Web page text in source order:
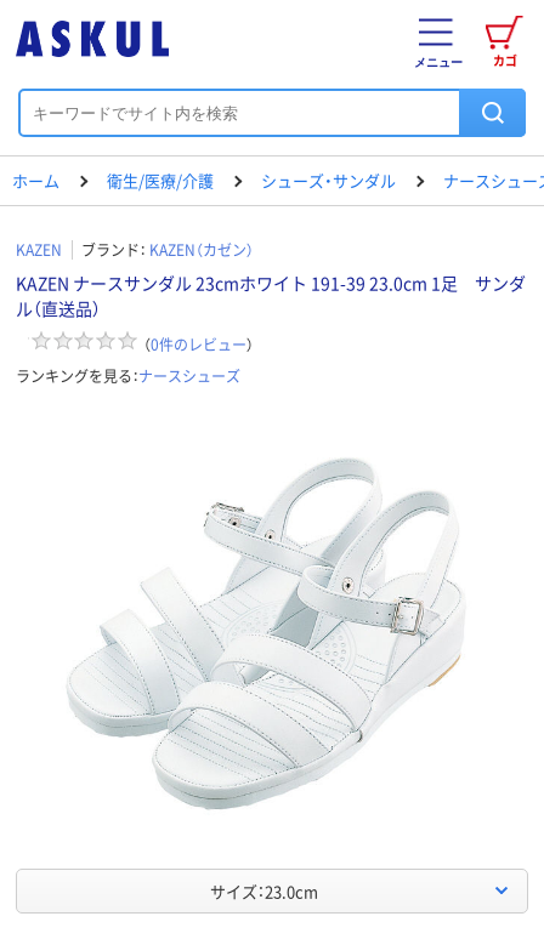
カゴ
メニュー
ホーム 衛生/医療/介護 シューズ・サンダル ナースシュー
KAZEN ブランド： KAZEN（カゼン）
KAZEN ナースサンダル 23cmホワイト 191-39 23.0cm 1足 サンダ
ル（直送品）
（0件のレビュー）
ランキングを見る：ナースシューズ
サイズ：23.0cm